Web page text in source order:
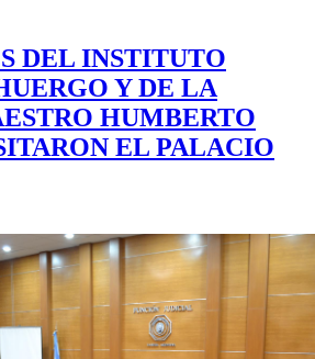
DEL INSTITUTO
Y DE LA
HUMBERTO
EL PALACIO